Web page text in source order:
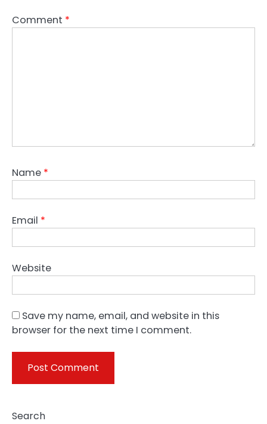
Comment *
Name *
Email *
Website
Save my name, email, and website in this
browser for the next time I comment.
Search